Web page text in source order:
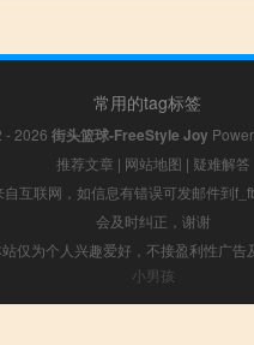
常用的tag标签
- 2026 街头篮球-FreeStyle Joy
推荐文章 | 网站地图 | 疑难解答
自互联网，如信息有错误可发邮件到
会及时纠正，谢谢
仅为个人兴趣爱好，不接盈利性广告
小男孩